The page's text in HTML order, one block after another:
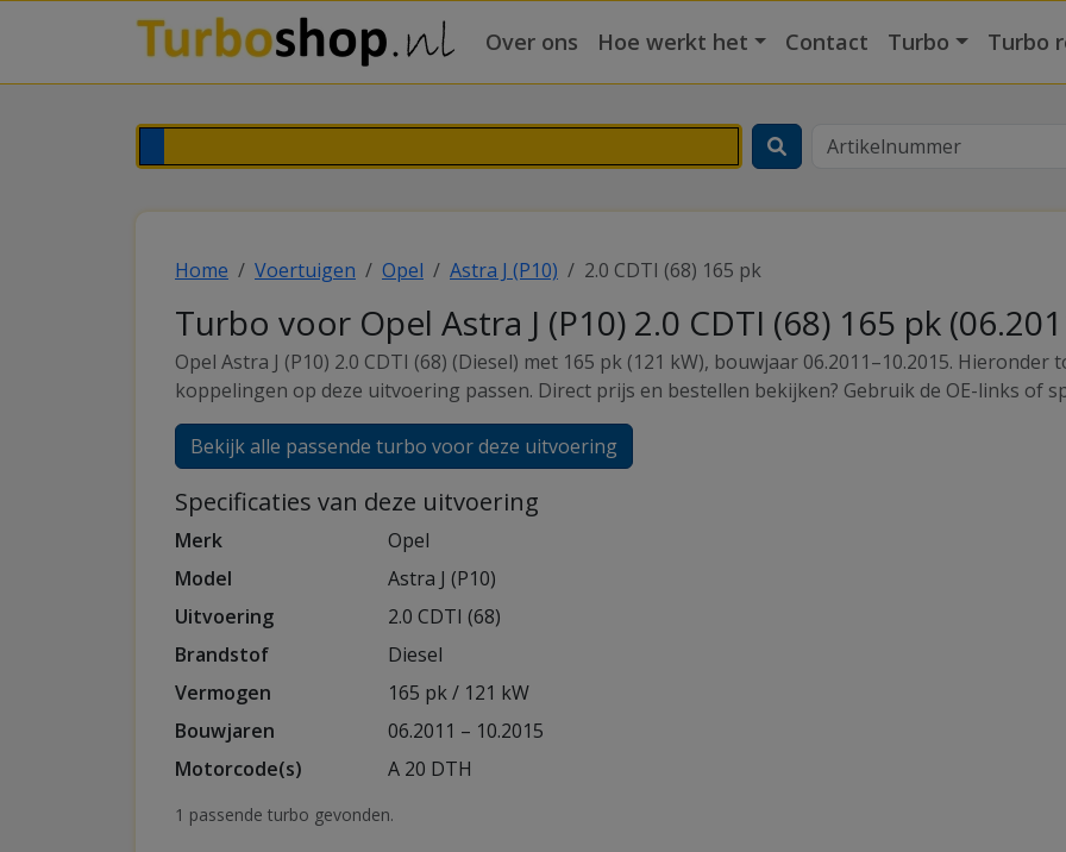
Over ons Hoe werkt het Contact Turbo Turbo
Home Voertuigen Opel Astra J (P10) 2.0 CDTI (68) 165 pk
Turbo voor Opel Astra J (P10) 2.0 CDTI (68) 165 pk
Opel Astra J (P10) 2.0 CDTI (68) (Diesel) met 165 pk (121 kW), bouwjaar 06.2011–10.2015.
koppelingen op deze uitvoering passen. Direct prijs en bestellen bekijken? Gebruik de OE-links of
Bekijk alle passende turbo voor deze uitvoering
Specificaties van deze uitvoering
Merk
Opel
Model
Astra J (P10)
Uitvoering
2.0 CDTI (68)
Brandstof
Diesel
Vermogen
165 pk / 121 kW
Bouwjaren
06.2011 – 10.2015
Motorcode(s)
A 20 DTH
1 passende turbo gevonden.